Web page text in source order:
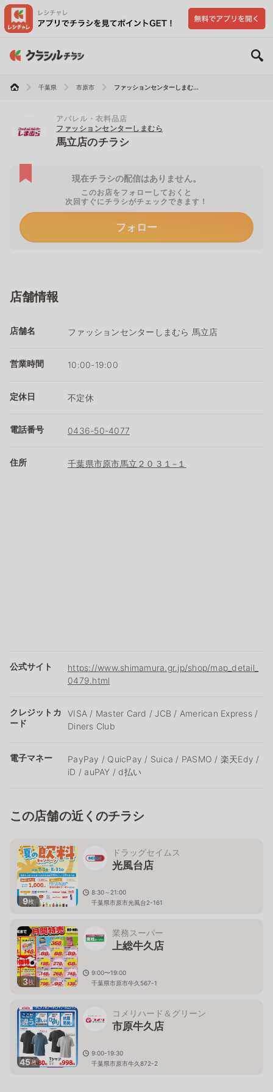
千葉県 市原市 ファッションセンターしまむ...
アパレル・衣料品店
ファッションセンターしまむら
馬立店のチラシ
現在チラシの配信はありません。
このお店をフォローしておくと
次回すぐにチラシがチェックできます！
フォロー
店舗情報
店舗名 ファッションセンターしまむら 馬立店
営業時間 10:00-19:00
定休日 不定休
電話番号 0436-50-4077
住所 千葉県市原市馬立２０３１−１
公式サイト
https://www.shimamura.gr.jp/shop/map_detail_
0479.html
クレジットカ
ード
VISA / Master Card / JCB / American Express /
Diners Club
電子マネー
PayPay / QuicPay / Suica / PASMO / 楽天Edy /
iD / auPAY / d払い
この店舗の近くのチラシ
9枚
ドラッグセイムス
光風台店
8:30～21:00
千葉県市原市光風台2-161
3枚
業務スーパー
上総牛久店
9:00〜19:00
千葉県市原市牛久567-1
45枚
コメリハード＆グリーン
市原牛久店
9:00-19:30
千葉県市原市牛久872-2